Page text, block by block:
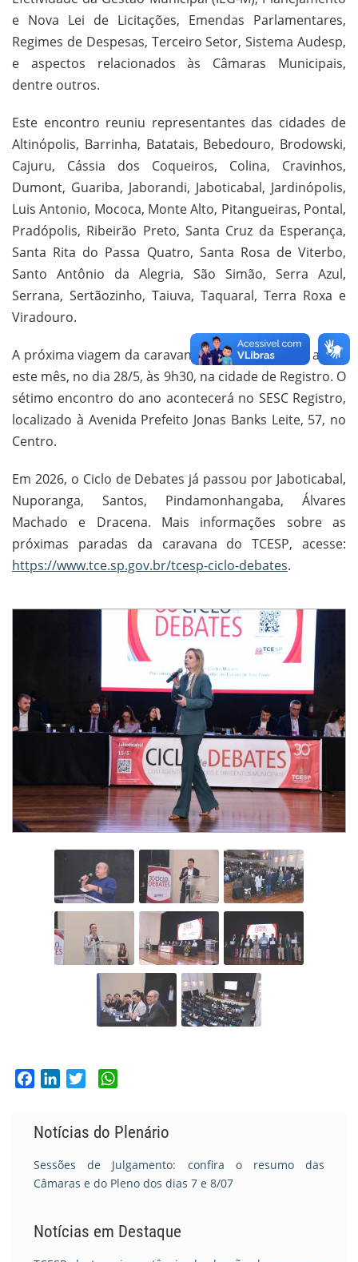
e Nova Lei de Licitações, Emendas Parlamentares,
Regimes de Despesas, Terceiro Setor, Sistema Audesp,
e aspectos relacionados às Câmaras Municipais,
dentre outros.
Este encontro reuniu representantes das cidades de
Altinópolis, Barrinha, Batatais, Bebedouro, Brodowski,
Cajuru, Cássia dos Coqueiros, Colina, Cravinhos,
Dumont, Guariba, Jaborandi, Jaboticabal, Jardinópolis,
Luis Antonio, Mococa, Monte Alto, Pitangueiras, Pontal,
Pradópolis, Ribeirão Preto, Santa Cruz da Esperança,
Santa Rita do Passa Quatro, Santa Rosa de Viterbo,
Santo Antônio da Alegria, São Simão, Serra Azul,
Serrana, Sertãozinho, Taiuva, Taquaral, Terra Roxa e
Viradouro.
A próxima viagem da caravana do TCESP se dará ainda
este mês, no dia 28/5, às 9h30, na cidade de Registro. O
sétimo encontro do ano acontecerá no SESC Registro,
localizado à Avenida Prefeito Jonas Banks Leite, 57, no
Centro.
Em 2026, o Ciclo de Debates já passou por Jaboticabal,
Nuporanga, Santos, Pindamonhangaba, Álvares
Machado e Dracena. Mais informações sobre as
próximas paradas da caravana do TCESP, acesse:
https://www.tce.sp.gov.br/tcesp-ciclo-debates.
FacebookLinkedIn
Twitter
Notícias do Plenário
Sessões de Julgamento: confira o resumo das
Câmaras e do Pleno dos dias 7 e 8/07
Notícias em Destaque